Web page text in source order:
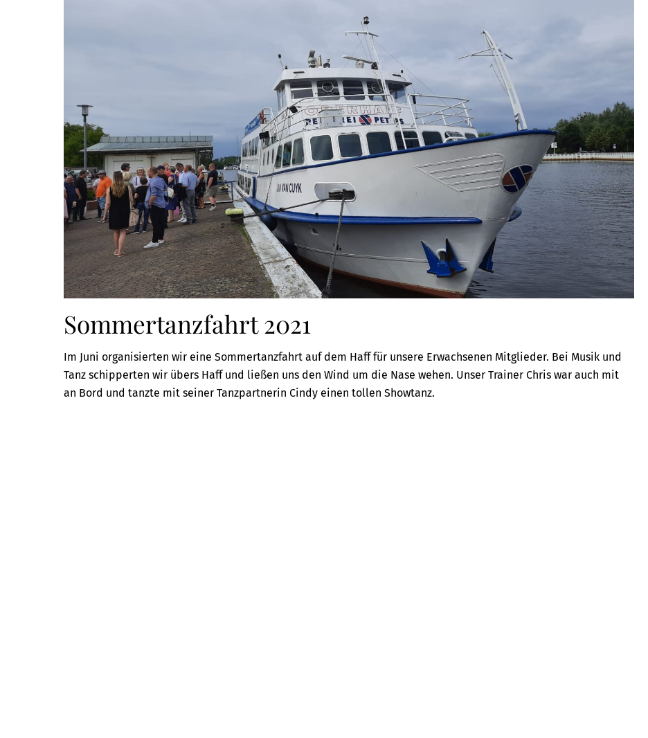
Sommertanzfahrt 2021
Im Juni organisierten wir eine Sommertanzfahrt auf dem Haff für unsere Erwachsenen Mitglieder. Bei Musik und
Tanz schipperten wir übers Haff und ließen uns den Wind um die Nase wehen. Unser Trainer Chris war auch mit
an Bord und tanzte mit seiner Tanzpartnerin Cindy einen tollen Showtanz.